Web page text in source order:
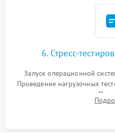
6. Стресс-
Запуск операционной
Проведение нагрузочных
для контроля температур.
USB-портов,